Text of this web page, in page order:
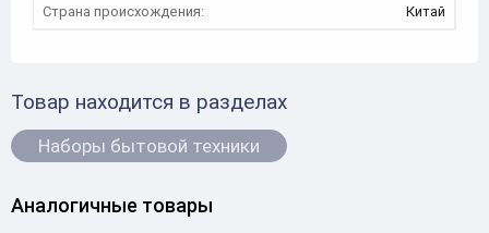
Страна происхождения:
Китай
Товар находится в разделах
Наборы бытовой техники
Аналогичные товары